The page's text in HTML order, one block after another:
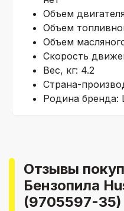
Объем
Объем
Объем
Скорость
Вес, кг: 4.2
Страна-
Родина бренда:
Отзывы
Бензопила
(9705597-35)